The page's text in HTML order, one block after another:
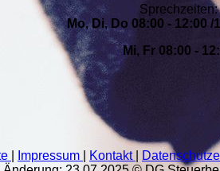
G
66424
Sprechzeiten:
Mo, Di, Do 08:00 - 12:00 /
Mi, Fr 08:00 -
Impressum Kontakt